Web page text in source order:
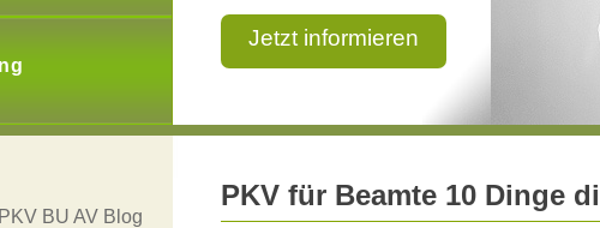
Jetzt informieren
PKV für Beamte 10 Dinge
PKV BU AV Blog